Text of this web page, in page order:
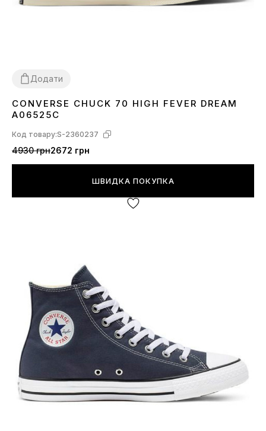
Додати
373839 4041 4243
CONVERSE CHUCK 70 HIGH FEVER DREAM
A06525C
Код товару:S-2360237
4930 грн2672 грн
ШВИДКА ПОКУПКА